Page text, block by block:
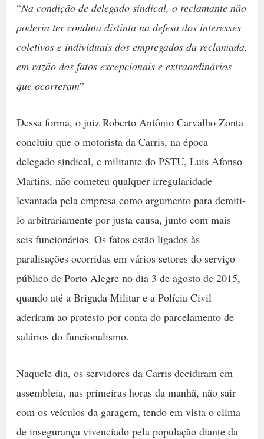
“Na condição de delegado sindical, o reclamante não
poderia ter conduta distinta na defesa dos interesses
coletivos e individuais dos empregados da reclamada,
em razão dos fatos excepcionais e extraordinários
que ocorreram”
Dessa forma, o juiz Roberto Antônio Carvalho Zonta
concluiu que o motorista da Carris, na época
delegado sindical, e militante do PSTU, Luis Afonso
Martins, não cometeu qualquer irregularidade
levantada pela empresa como argumento para demiti-
lo arbitrariamente por justa causa, junto com mais
seis funcionários. Os fatos estão ligados às
paralisações ocorridas em vários setores do serviço
público de Porto Alegre no dia 3 de agosto de 2015,
quando até a Brigada Militar e a Polícia Civil
aderiram ao protesto por conta do parcelamento de
salários do funcionalismo.
Naquele dia, os servidores da Carris decidiram em
assembleia, nas primeiras horas da manhã, não sair
com os veículos da garagem, tendo em vista o clima
de insegurança vivenciado pela população diante da